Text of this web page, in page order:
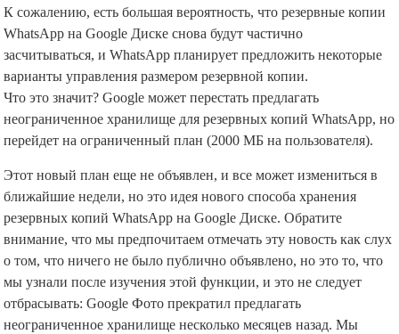
К сожалению, есть большая вероятность, что резервные копии
WhatsApp на Google Диске снова будут частично
засчитываться, и WhatsApp планирует предложить некоторые
варианты управления размером резервной копии.
Что это значит? Google может перестать предлагать
неограниченное хранилище для резервных копий WhatsApp, но
перейдет на ограниченный план (2000 МБ на пользователя).
Этот новый план еще не объявлен, и все может измениться в
ближайшие недели, но это идея нового способа хранения
резервных копий WhatsApp на Google Диске. Обратите
внимание, что мы предпочитаем отмечать эту новость как слух
о том, что ничего не было публично объявлено, но это то, что
мы узнали после изучения этой функции, и это не следует
отбрасывать: Google Фото прекратил предлагать
неограниченное хранилище несколько месяцев назад. Мы